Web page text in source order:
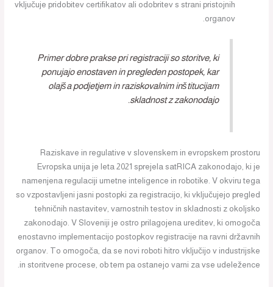
vključuje pridobitev certifikatov ali odobritev s strani pristojnih
organov.
Primer dobre prakse pri registraciji so storitve, ki
ponujajo enostaven in pregleden postopek, kar
olajša podjetjem in raziskovalnim inštitucijam
skladnost z zakonodajo.
Raziskave in regulative v slovenskem in evropskem prostoru
Evropska unija je leta 2021 sprejela satRICA zakonodajo, ki je
namenjena regulaciji umetne inteligence in robotike. V okviru tega
so vzpostavljeni jasni postopki za registracijo, ki vključujejo pregled
tehničnih nastavitev, varnostnih testov in skladnosti z okoljsko
zakonodajo. V Sloveniji je ostro prilagojena ureditev, ki omogoča
enostavno implementacijo postopkov registracije na ravni državnih
organov. To omogoča, da se novi roboti hitro vključijo v industrijske
in storitvene procese, ob tem pa ostanejo varni za vse udeležence.